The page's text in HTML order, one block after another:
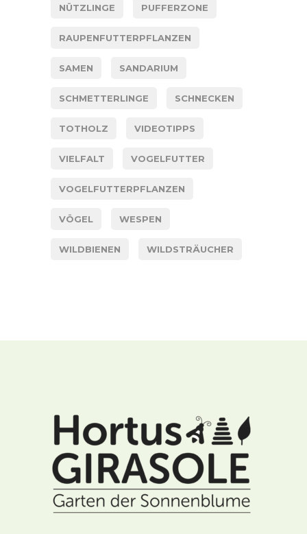
NÜTZLINGE PUFFERZONE
RAUPENFUTTERPFLANZEN
SAMEN SANDARIUM
SCHMETTERLINGE SCHNECKEN
TOTHOLZ VIDEOTIPPS
VIELFALT VOGELFUTTER
VOGELFUTTERPFLANZEN
VÖGEL WESPEN
WILDBIENEN WILDSTRÄUCHER